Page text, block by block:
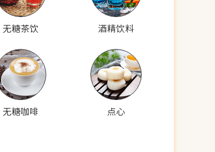
无糖茶饮 酒精饮料
无糖咖啡 点心